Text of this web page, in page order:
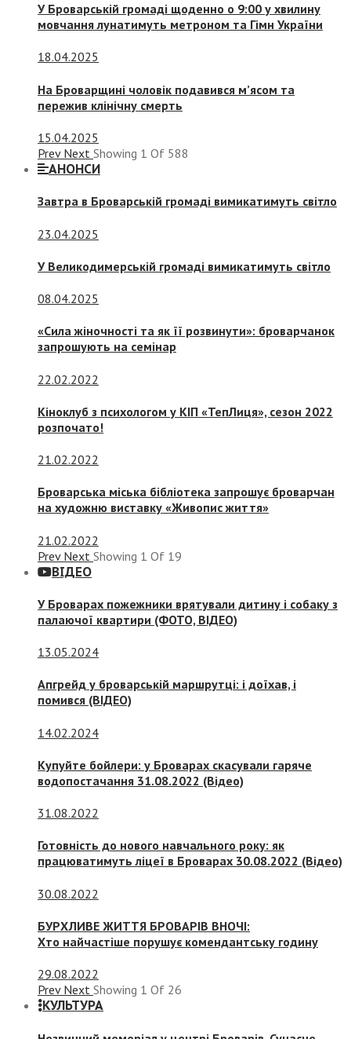
У Броварській громаді щоденно о 9:00 у хвилину
мовчання лунатимуть метроном та Гімн України
18.04.2025
На Броварщині чоловік подавився м’ясом та
пережив клінічну смерть
15.04.2025
Prev Next Showing 1 Of 588
АНОНСИ
Завтра в Броварській громаді вимикатимуть світло
23.04.2025
У Великодимерській громаді вимикатимуть світло
08.04.2025
«Сила жіночності та як її розвинути»: броварчанок
запрошують на семінар
22.02.2022
Кіноклуб з психологом у КІП «ТепЛиця», сезон 2022
розпочато!
21.02.2022
Броварська міська бібліотека запрошує броварчан
на художню виставку «Живопис життя»
21.02.2022
Prev Next Showing 1 Of 19
ВІДЕО
У Броварах пожежники врятували дитину і собаку з
палаючої квартири (ФОТО, ВІДЕО)
13.05.2024
Апгрейд у броварській маршрутці: і доїхав, і
помився (ВІДЕО)
14.02.2024
Купуйте бойлери: у Броварах скасували гаряче
водопостачання 31.08.2022 (Відео)
31.08.2022
Готовність до нового навчального року: як
працюватимуть ліцеї в Броварах 30.08.2022 (Відео)
30.08.2022
БУРХЛИВЕ ЖИТТЯ БРОВАРІВ ВНОЧІ:
Хто найчастіше порушує комендантську годину
29.08.2022
Prev Next Showing 1 Of 26
КУЛЬТУРА